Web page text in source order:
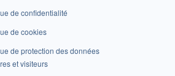
de confidentialité
de cookies
de protection des données
et visiteurs